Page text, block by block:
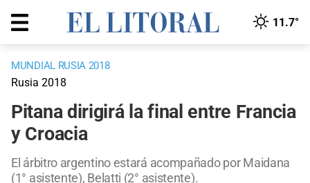
11.7°
MUNDIAL RUSIA 2018
Rusia 2018
Pitana dirigirá la final entre Francia
y Croacia
El árbitro argentino estará acompañado por Maidana
(1° asistente), Belatti (2° asistente).